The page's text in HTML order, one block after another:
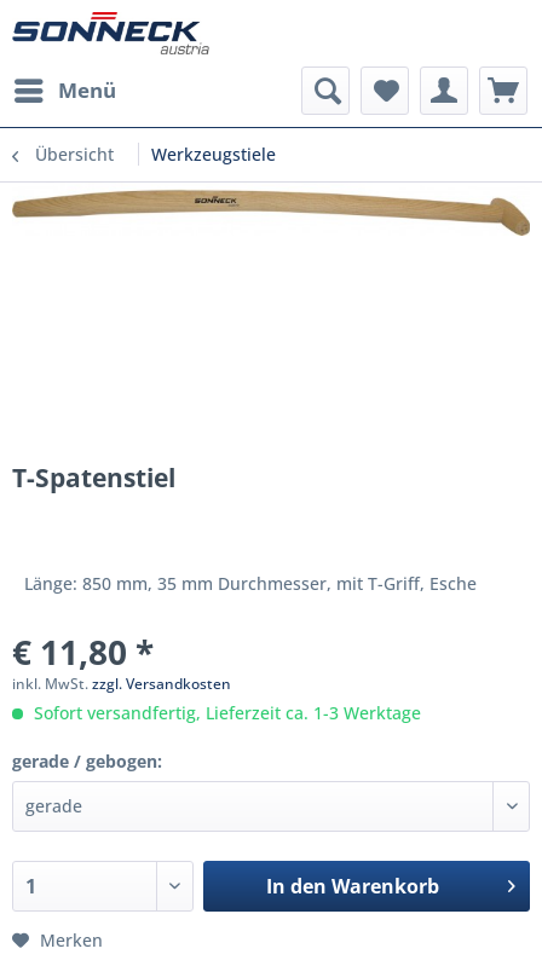
Menü
Übersicht Werkzeugstiele
T-Spatenstiel
Länge: 850 mm, 35 mm Durchmesser, mit T-Griff, Esche
€ 11,80 *
inkl. MwSt.zzgl. Versandkosten
Sofort versandfertig, Lieferzeit ca. 1-3 Werktage
gerade / gebogen:
In den Warenkorb
Merken